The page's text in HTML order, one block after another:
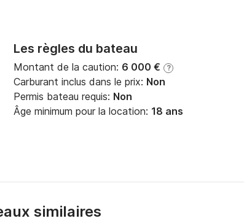
Les règles du bateau
Montant de la caution: 6 000 € ?
Carburant inclus dans le prix: Non
Permis bateau requis: Non
Âge minimum pour la location: 18 ans
similaires